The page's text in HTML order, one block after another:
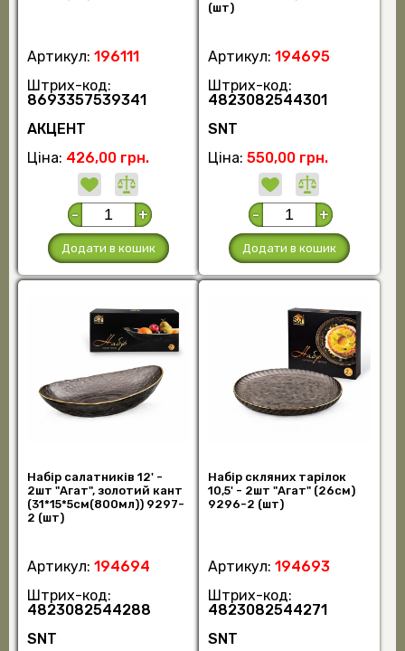
Артикул: 196111
Штрих-код:
8693357539341
АКЦЕНТ
Ціна: 426,00 грн.
- +
Додати в кошик
(шт)
Артикул: 194695
Штрих-код:
4823082544301
SNT
Ціна: 550,00 грн.
- +
Додати в кошик
Набір салатників 12' -
2шт "Агат", золотий кант
(31*15*5см(800мл)) 9297-
2 (шт)
Артикул: 194694
Штрих-код:
4823082544288
SNT
Набір скляних тарілок
10,5' - 2шт "Агат" (26см)
9296-2 (шт)
Артикул: 194693
Штрих-код:
4823082544271
SNT